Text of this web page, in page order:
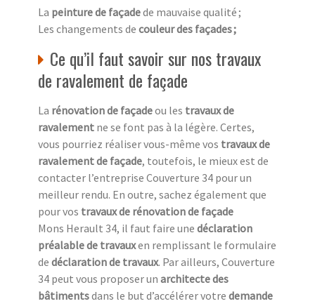
La peinture de façadede mauvaise qualité ;
Les changements de couleur des façades ;
Ce qu’il faut savoir sur nos travaux
de ravalement de façade
La rénovation de façadeou les travaux de
ravalement ne se font pas à la légère. Certes,
vous pourriez réaliser vous-même vos travaux de
ravalement de façade, toutefois, le mieux est de
contacter l’entreprise Couverture 34 pour un
meilleur rendu. En outre, sachez également que
pour vos travaux de rénovation de façade
Mons Herault 34, il faut faire une déclaration
préalable de travauxen remplissant le formulaire
de déclaration de travaux. Par ailleurs, Couverture
34 peut vous proposer un architecte des
bâtimentsdans le but d’accélérer votre demande